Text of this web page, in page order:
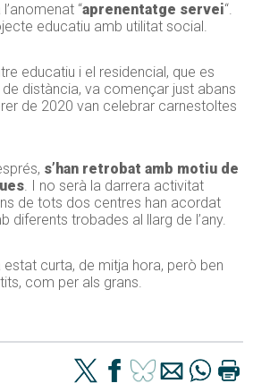
“aprenentatge servei“.
educatiu amb utilitat social.
educatiu i el residencial, que es
distància, va començar just abans
de 2020 van celebrar carnestoltes
s’han retrobat amb motiu de
. I no serà la darrera activitat
de tots dos centres han acordat
diferents trobades al llarg de l’any.
estat curta, de mitja hora, però ben
com per als grans.